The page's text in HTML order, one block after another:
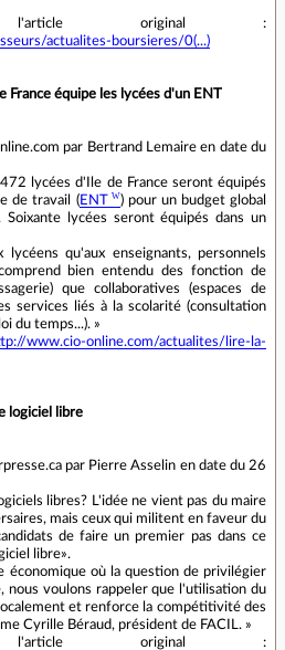
original :
actualites-boursieres/0(...)
France équipe les lycées d'un ENT
par Bertrand Lemaire en date du
lycées d'Ile de France seront équipés
de travail (ENT
) pour un budget global
lycées seront équipés dans un
lycéens qu'aux enseignants, personnels
bien entendu des fonction de
que collaboratives (espaces de
services liés à la scolarité (consultation
du temps...). »
www.cio-online.com/actualites/lire-la-
logiciel libre
par Pierre Asselin en date du 26
libres? L'idée ne vient pas du maire
mais ceux qui militent en faveur du
de faire un premier pas dans ce
libre».
économique où la question de privilégier
nous voulons rappeler que l'utilisation du
et renforce la compétitivité des
Cyrille Béraud, président de FACIL. »
original :